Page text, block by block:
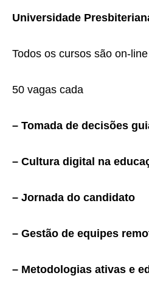
Universidade
Todos os cursos são on-line
50 vagas cada
– Tomada de decisões
– Cultura digital na
– Jornada do candidato
– Gestão de equipes
– Metodologias ativas e